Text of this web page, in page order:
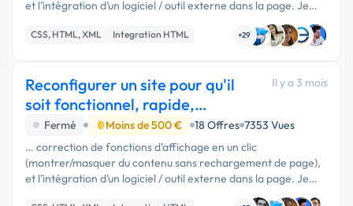
et l’intégration d’un logiciel / outil externe dans la page. Je
m’occupe du contenu et des éléments graphiques ; le rôle du
développeur est …
CSS, HTML, XML
Integration HTML
+29
Reconfigurer un site pour qu'il
soit fonctionnel, rapide,
efficace.
Il y a 3 mois
Fermé Moins de 500 € 18 Offres 7353 Vues
… correction de fonctions d’affichage en un clic
(montrer/masquer du contenu sans rechargement de page),
et l’intégration d’un logiciel / outil externe dans la page. Je
m’occupe du contenu et des éléments graphiques ; le rôle du